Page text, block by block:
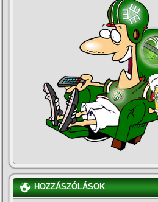
HOZZÁSZÓLÁSOK